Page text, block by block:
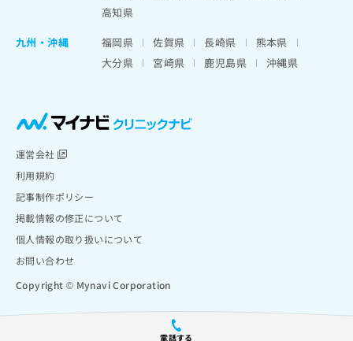
電話する
高知県
九州・沖縄
福岡県 佐賀県 長崎県
熊本県
大分県
宮崎県 鹿児島県 沖縄県
運営会社
利用規約
記事制作ポリシー
掲載情報の修正について
個人情報の取り扱いについて
お問い合わせ
Copyright © Mynavi Corporation